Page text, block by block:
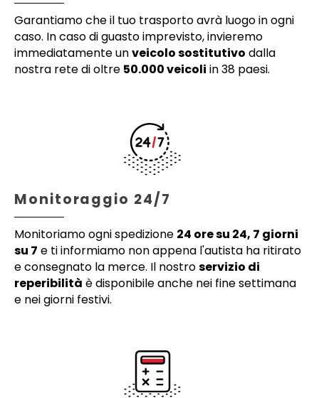
Garantiamo che il tuo trasporto avrà luogo in ogni
caso. In caso di guasto imprevisto, invieremo
immediatamente unveicolo sostitutivo dalla
nostra rete di oltre 50.000 veicoli in 38 paesi.
Monitoraggio 24/7
Monitoriamo ogni spedizione 24 ore su 24, 7 giorni
su 7 e ti informiamo non appena l'autista ha ritirato
e consegnato la merce. Il nostroservizio di
reperibilità è disponibile anche nei fine settimana
e nei giorni festivi.